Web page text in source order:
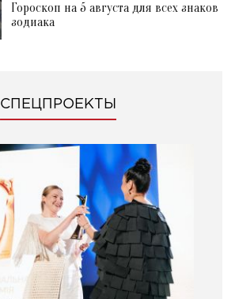
Гороскоп на 5 августа для всех знаков
зодиака
СПЕЦПРОЕКТЫ